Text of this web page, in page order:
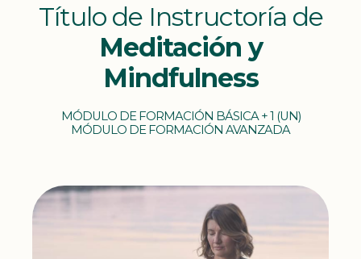
Título de Instructoría de
Meditación y
Mindfulness
MÓDULO DE FORMACIÓN BÁSICA + 1 (UN)
MÓDULO DE FORMACIÓN AVANZADA